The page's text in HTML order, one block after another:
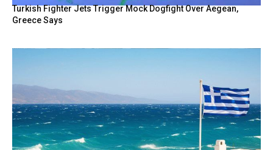
Turkish Fighter Jets Trigger Mock Dogfight Over Aegean,
Greece Says